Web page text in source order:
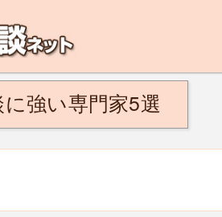
信託がおすすめ。将来、認知症になるのが不
強い専門家5選